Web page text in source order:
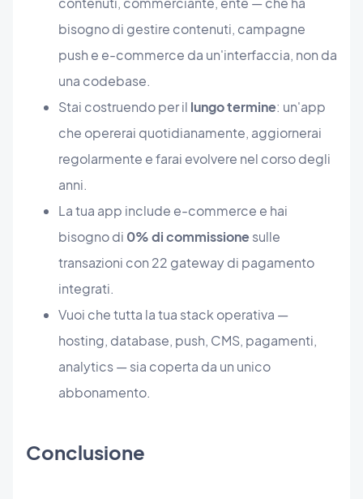
bisogno di gestire contenuti, campagne
push e e-commerce da un'interfaccia, non da
una codebase.
Stai costruendo per il lungo termine: un'app
che opererai quotidianamente, aggiornerai
regolarmente e farai evolvere nel corso degli
anni.
La tua app include e-commerce e hai
bisogno di 0% di commissionesulle
transazioni con 22 gateway di pagamento
integrati.
Vuoi che tutta la tua stack operativa —
hosting, database, push, CMS, pagamenti,
analytics — sia coperta da un unico
abbonamento.
Conclusione